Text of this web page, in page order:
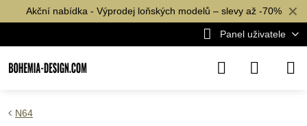
✕
Akční nabídka - Výprodej loňských modelů – slevy až -70%
Panel uživatele
N64